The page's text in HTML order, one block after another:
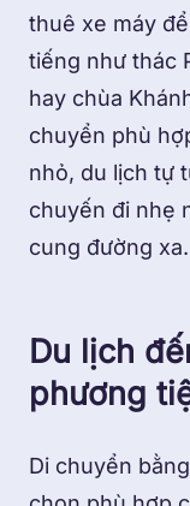
thuê xe máy
tiếng như thác
hay chùa
chuyển phù
nhỏ, du lịch tự
chuyến đi nhẹ
cung đường xa.
Du lịch
phương
Di chuyển